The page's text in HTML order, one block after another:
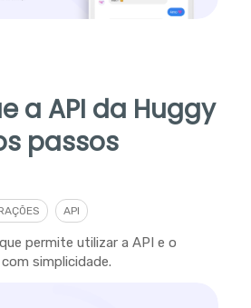
a API da Huggy
passos
API
permite utilizar a API e o
simplicidade.